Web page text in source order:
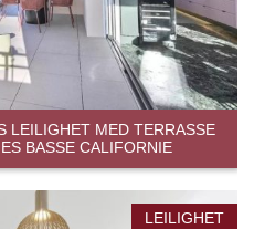
LEILIGHET MED TERRASSE
BASSE CALIFORNIE
LEILIGHET